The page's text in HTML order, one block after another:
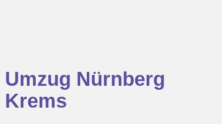
Umzug Nürnberg
Krems